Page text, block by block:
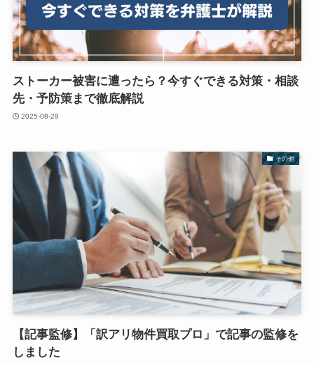
ストーカー被害に遭ったら？今すぐできる対策・相談
先・予防策まで徹底解説
2025-08-29
その他
【記事監修】「訳アリ物件買取プロ」で記事の監修を
しました